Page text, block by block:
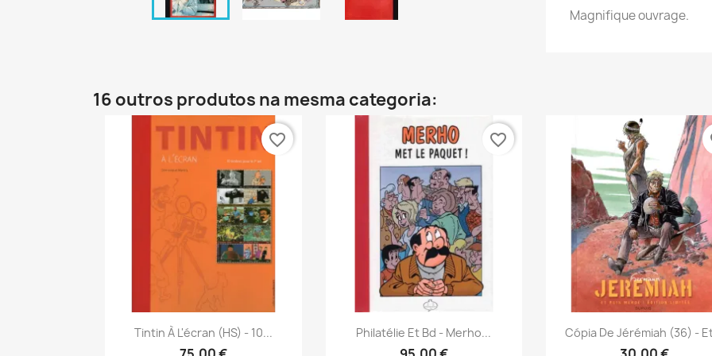
Magnifique ouvrage.
16 outros produtos na mesma categoria:
 Vista rápida
Tintin À L'écran (HS) - 10...
favorite_border
Vista rápida
Philatélie Et Bd - Merho...
favorite_border
 Vista rápida
Cópia De Jérémiah (36) -